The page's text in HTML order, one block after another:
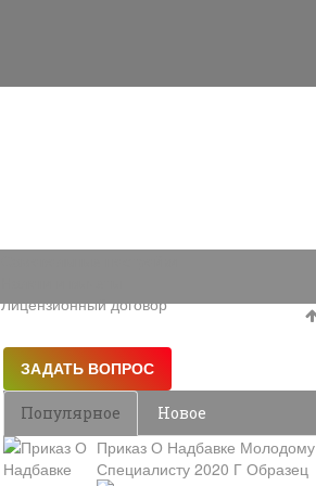
Лицензионный договор
Популярное Новое
Приказ О Надбавке Молодому
Специалисту 2020 Г Образец